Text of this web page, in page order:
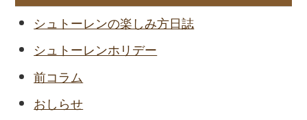
シュトーレンの楽しみ方日誌
シュトーレンホリデー
前コラム
おしらせ